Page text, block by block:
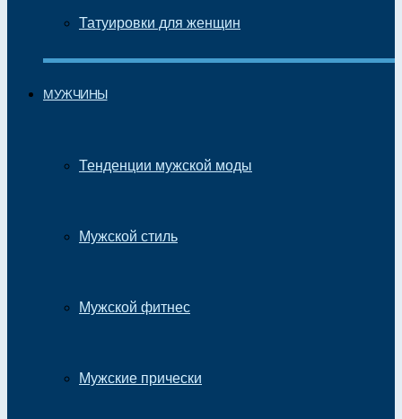
Татуировки для женщин
МУЖЧИНЫ
Тенденции мужской моды
Мужской стиль
Мужской фитнес
Мужские прически